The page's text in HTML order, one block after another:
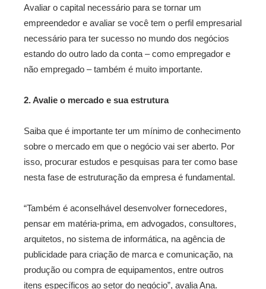
Avaliar o capital necessário para se tornar um
empreendedor e avaliar se você tem o perfil empresarial
necessário para ter sucesso no mundo dos negócios
estando do outro lado da conta – como empregador e
não empregado – também é muito importante.
2. Avalie o mercado e sua estrutura
Saiba que é importante ter um mínimo de conhecimento
sobre o mercado em que o negócio vai ser aberto. Por
isso, procurar estudos e pesquisas para ter como base
nesta fase de estruturação da empresa é fundamental.
“Também é aconselhável desenvolver fornecedores,
pensar em matéria-prima, em advogados, consultores,
arquitetos, no sistema de informática, na agência de
publicidade para criação de marca e comunicação, na
produção ou compra de equipamentos, entre outros
itens específicos ao setor do negócio”, avalia Ana.